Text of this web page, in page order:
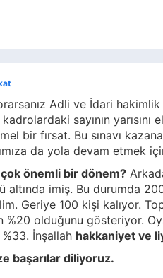
Adli ve İdari
kadrolardaki sayının
bir fırsat. Bu sınavı
da yola devam etmek
önemli bir dönem?
altında imiş. Bu durumda
Geriye 100 kişi kalıyor.
%20 olduğunu gösteriyor.
İnşallah hakkaniyet ve
başarılar diliyoruz.